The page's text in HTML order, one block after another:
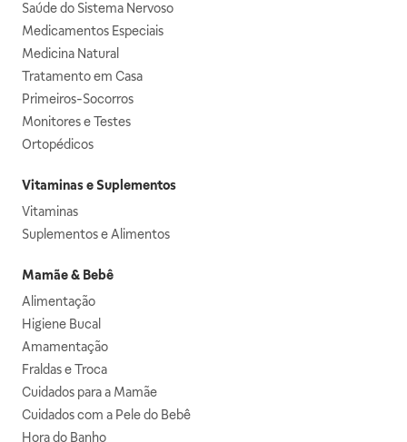
Saúde do Sistema Nervoso
Medicamentos Especiais
Medicina Natural
Tratamento em Casa
Primeiros-Socorros
Monitores e Testes
Ortopédicos
Vitaminas e Suplementos
Vitaminas
Suplementos e Alimentos
Mamãe & Bebê
Alimentação
Higiene Bucal
Amamentação
Fraldas e Troca
Cuidados para a Mamãe
Cuidados com a Pele do Bebê
Hora do Banho